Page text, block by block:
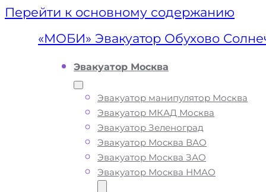
Перейти к основному содержанию
«МОБИ» Эвакуатор Обухово
Эвакуатор Москва
Эвакуатор манипулятор Москва
Эвакуатор МКАД Москва
Эвакуатор Зеленоград
Эвакуатор Москва ВАО
Эвакуатор Москва ЗАО
Эвакуатор Москва НМАО